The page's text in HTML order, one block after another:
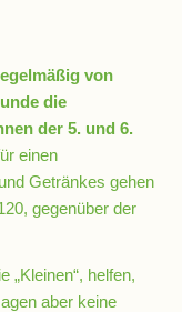
von
die
der 5. und 6.
einen
Getränkes gehen
gegenüber der
„Kleinen“, helfen,
aber keine